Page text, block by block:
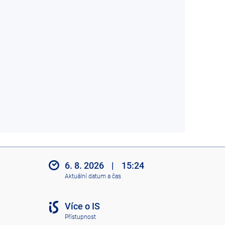
6. 8. 2026 | 15:24
Aktuální datum a čas
Více o IS
Přístupnost